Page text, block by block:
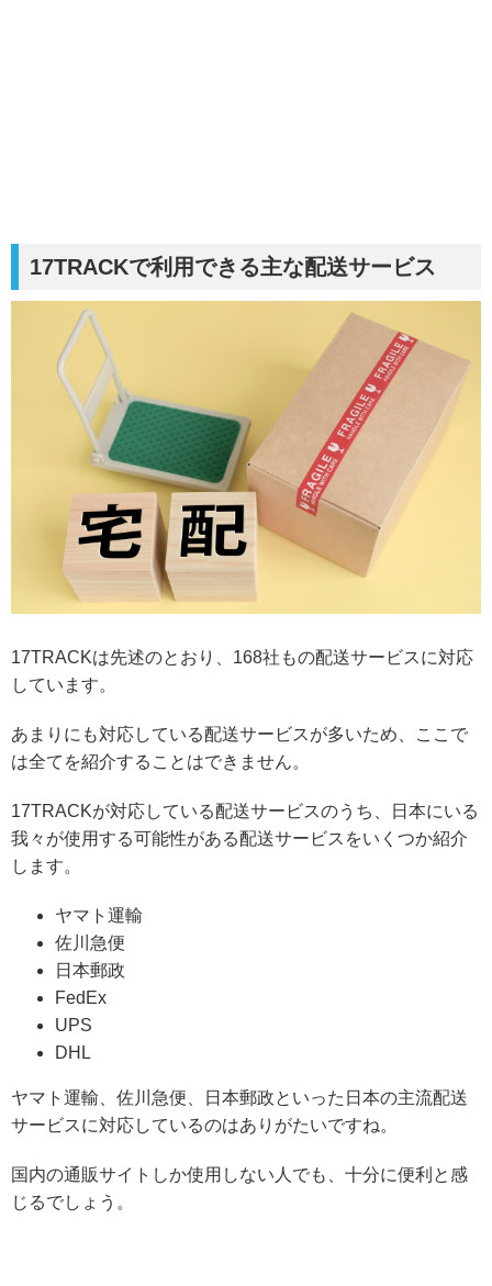
17TRACKで利用できる主な配送サービス
17TRACKは先述のとおり、168社もの配送サービスに対応
しています。
あまりにも対応している配送サービスが多いため、ここで
は全てを紹介することはできません。
17TRACKが対応している配送サービスのうち、日本にいる
我々が使用する可能性がある配送サービスをいくつか紹介
します。
ヤマト運輸
佐川急便
日本郵政
FedEx
UPS
DHL
ヤマト運輸、佐川急便、日本郵政といった日本の主流配送
サービスに対応しているのはありがたいですね。
国内の通販サイトしか使用しない人でも、十分に便利と感
じるでしょう。